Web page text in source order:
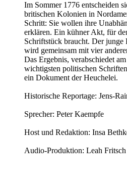
Im Sommer 1776 entscheiden
britischen Kolonien in
Schritt: Sie wollen ihre
erklären. Ein kühner Akt, für
Schriftstück braucht. Der junge
wird gemeinsam mit vier
Das Ergebnis, verabschiedet
wichtigsten politischen
ein Dokument der Heuchelei.
Historische Reportage: Jens-
Sprecher: Peter Kaempfe
Host und Redaktion: Insa
Audio-Produktion: Leah